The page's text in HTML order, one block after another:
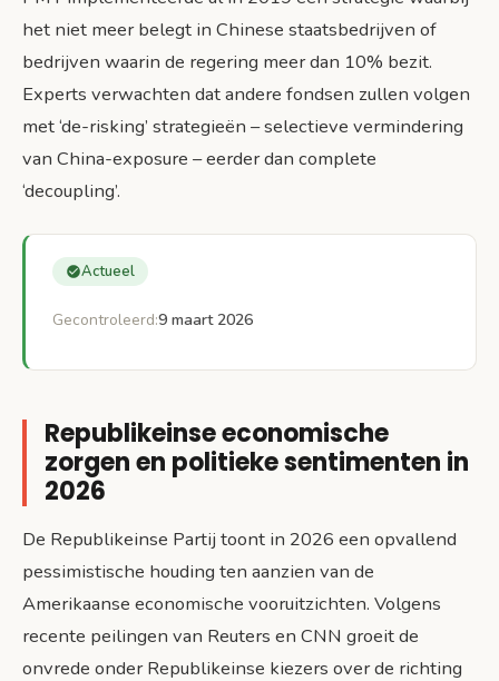
het niet meer belegt in Chinese staatsbedrijven of
bedrijven waarin de regering meer dan 10% bezit.
Experts verwachten dat andere fondsen zullen volgen
met ‘de-risking’ strategieën – selectieve vermindering
van China-exposure – eerder dan complete
‘decoupling’.
Actueel
Gecontroleerd:9 maart 2026
Republikeinse economische
zorgen en politieke sentimenten in
2026
De Republikeinse Partij toont in 2026 een opvallend
pessimistische houding ten aanzien van de
Amerikaanse economische vooruitzichten. Volgens
recente peilingen van Reuters en CNN groeit de
onvrede onder Republikeinse kiezers over de richting